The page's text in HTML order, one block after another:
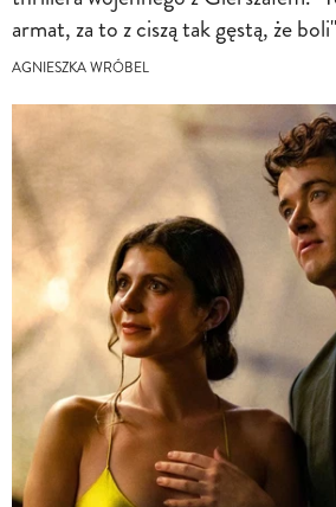
armat, za to z ciszą tak gęstą, że boli"
AGNIESZKA WRÓBEL